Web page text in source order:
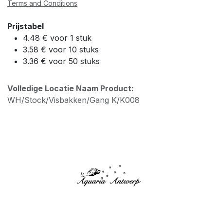
Terms and Conditions
Prijstabel
4.48 € voor 1 stuk
3.58 € voor 10 stuks
3.36 € voor 50 stuks
Volledige Locatie Naam Product:
WH/Stock/Visbakken/Gang K/K008